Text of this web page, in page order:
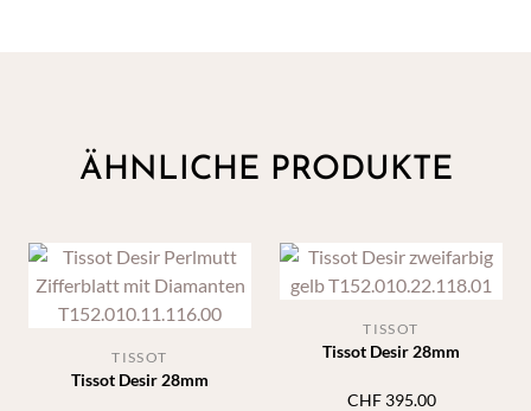
ÄHNLICHE PRODUKTE
Tissot Desir 28mm
TISSOT Tissot Desir 28mm
TISSOT
CHF395.00